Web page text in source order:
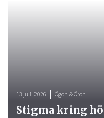
13 juli, 2026 Ögon & Öron
Stigma kring